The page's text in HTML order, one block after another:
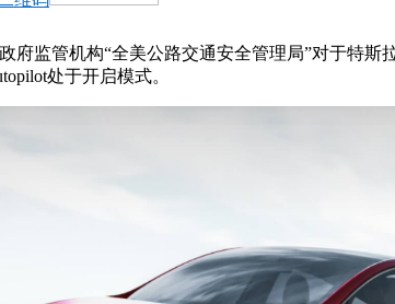
监管机构“全美公路交通安全管理局”对于特
处于开启模式。